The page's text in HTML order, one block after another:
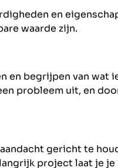
en
waarde zijn.
en begrijpen van wat
probleem uit, en
gericht te
project laat je